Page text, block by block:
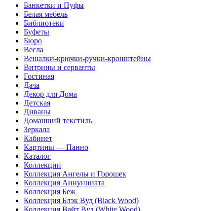
Банкетки и Пуфы
Белая мебель
Библиотеки
Буфеты
Бюро
Весла
Вешалки-крючки-ручки-кронштейны
Витрины и серванты
Гостиная
Дача
Декор для Дома
Детская
Диваны
Домашний текстиль
Зеркала
Кабинет
Картины — Панно
Каталог
Коллекции
Коллекция Ангелы и Горошек
Коллекция Аннунциата
Коллекция Беж
Коллекция Блэк Вуд (Black Wood)
Коллекция Вайт Вуд (White Wood)